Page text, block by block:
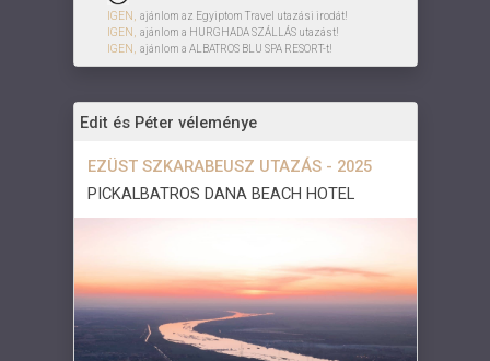
IGEN,
ajánlom az Egyiptom Travel utazási irodát!
IGEN,
ajánlom a HURGHADA SZÁLLÁS utazást!
IGEN,
ajánlom a ALBATROS BLU SPA RESORT-t!
Edit és Péter véleménye
EZÜST SZKARABEUSZ UTAZÁS - 2025
PICKALBATROS DANA BEACH HOTEL